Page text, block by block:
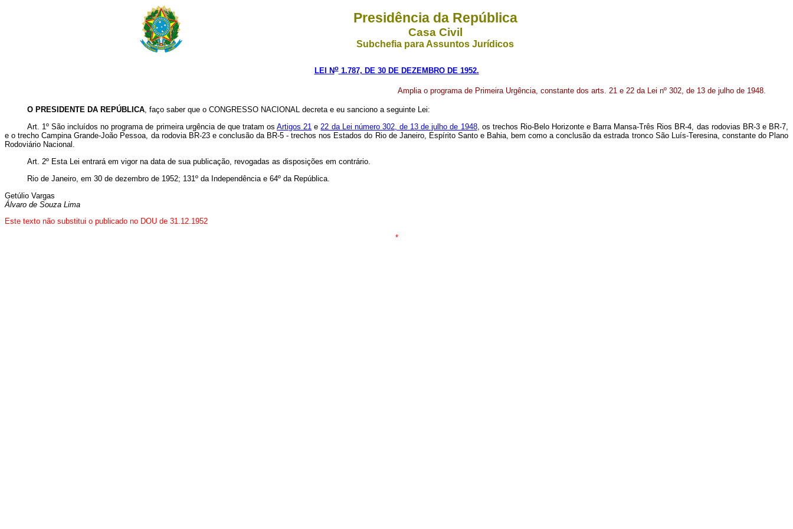
Presidência da República
Casa Civil
Subchefia para Assuntos Jurídicos
LEI No1.787, DE 30 DE DEZEMBRO DE 1952.
Amplia o programa de Primeira Urgência, constante dos arts. 21 e 22 da Lei nº 302, de 13 de julho de 1948.
O PRESIDENTE DA REPÚBLICA, faço saber que o CONGRESSO NACIONAL decreta e eu sanciono a seguinte Lei:
Art. 1º São incluídos no programa de primeira urgência de que tratam osArtigos 21 e22 da Lei número 302, de 13 de julho de 1948, os trechos Rio-Belo Horizonte e Barra Mansa-Três Rios BR-4, das rodovias BR-3 e BR-7,
e o trecho Campina Grande-João Pessoa, da rodovia BR-23 e conclusão da BR-5 - trechos nos Estados do Rio de Janeiro, Espírito Santo e Bahia, bem como a conclusão da estrada tronco São Luís-Teresina, constante do Plano
Rodoviário Nacional.
Art. 2º Esta Lei entrará em vigor na data de sua publicação, revogadas as disposições em contrário.
Rio de Janeiro, em 30 de dezembro de 1952; 131º da Independência e 64º da República.
Getúlio Vargas
Álvaro de Souza Lima
Este texto não substitui o publicado no DOU de 31.12.1952
*